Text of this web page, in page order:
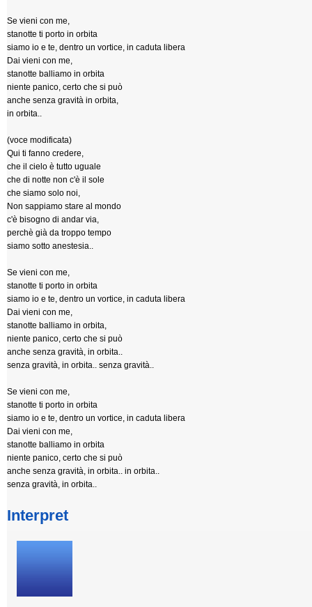
Se vieni con me,
stanotte ti porto in orbita
siamo io e te, dentro un vortice, in caduta libera
Dai vieni con me,
stanotte balliamo in orbita
niente panico, certo che si può
anche senza gravità in orbita,
in orbita..
(voce modificata)
Qui ti fanno credere,
che il cielo è tutto uguale
che di notte non c'è il sole
che siamo solo noi,
Non sappiamo stare al mondo
c'è bisogno di andar via,
perchè già da troppo tempo
siamo sotto anestesia..
Se vieni con me,
stanotte ti porto in orbita
siamo io e te, dentro un vortice, in caduta libera
Dai vieni con me,
stanotte balliamo in orbita,
niente panico, certo che si può
anche senza gravità, in orbita..
senza gravità, in orbita.. senza gravità..
Se vieni con me,
stanotte ti porto in orbita
siamo io e te, dentro un vortice, in caduta libera
Dai vieni con me,
stanotte balliamo in orbita
niente panico, certo che si può
anche senza gravità, in orbita.. in orbita..
senza gravità, in orbita..
Interpret